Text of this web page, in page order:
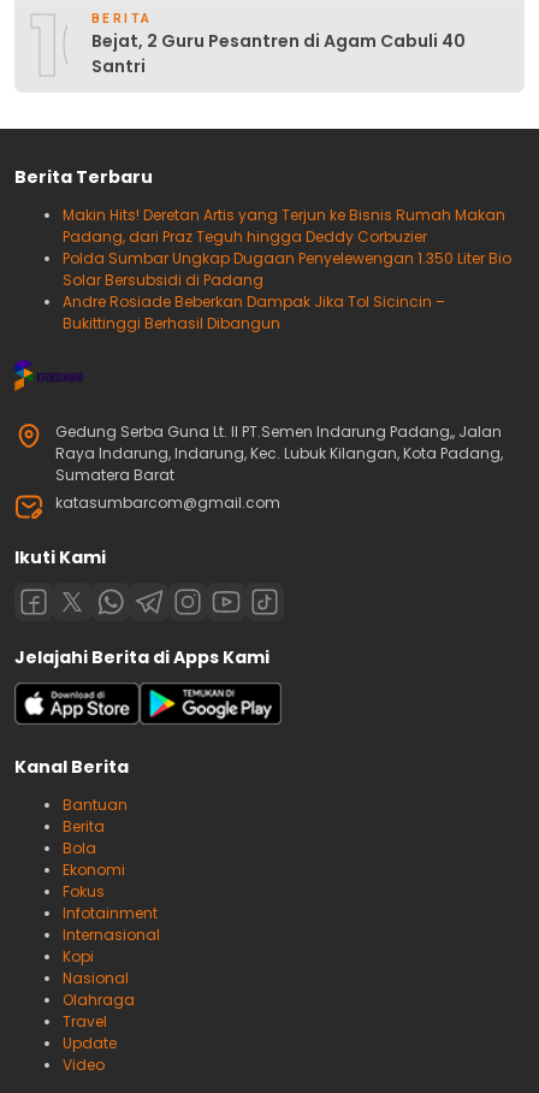
10BERITA
Bejat, 2 Guru Pesantren di Agam Cabuli 40
Santri
Berita Terbaru
Makin Hits! Deretan Artis yang Terjun ke Bisnis Rumah Makan
Padang, dari Praz Teguh hingga Deddy Corbuzier
Polda Sumbar Ungkap Dugaan Penyelewengan 1.350 Liter Bio
Solar Bersubsidi di Padang
Andre Rosiade Beberkan Dampak Jika Tol Sicincin –
Bukittinggi Berhasil Dibangun
Gedung Serba Guna Lt. II PT.Semen Indarung Padang,, Jalan
Raya Indarung, Indarung, Kec. Lubuk Kilangan, Kota Padang,
Sumatera Barat
katasumbarcom@gmail.com
Ikuti Kami
Jelajahi Berita di Apps Kami
Kanal Berita
Bantuan
Berita
Bola
Ekonomi
Fokus
Infotainment
Internasional
Kopi
Nasional
Olahraga
Travel
Update
Video